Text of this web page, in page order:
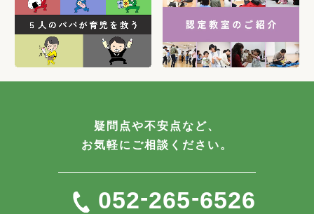
疑問点や不安点など、
お気軽にご相談ください。
052-265-6526